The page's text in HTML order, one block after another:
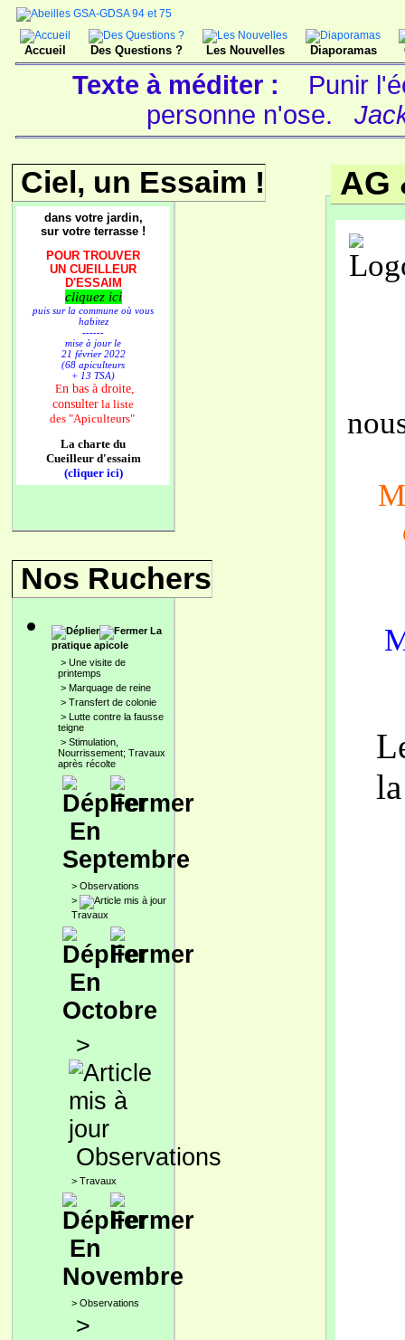
Accueil Des Questions ? Les Nouvelles Diaporamas
Texte à méditer :
Punir
personne n'ose.
Ciel, un Essaim !
dans votre jardin,
sur votre terrasse !
POUR TROUVER
UN CUEILLEUR
D'ESSAIM
cliquez ici
puis sur la commune où vous
habitez
------
mise à jour le
21 février 2022
(68 apiculteurs
+ 13 TSA)
En bas à droite,
consulter la liste
des "Apiculteurs"
La charte du
Cueilleur d'essaim
(cliquer ici)
Nos Ruchers
La
pratique apicole
> Une visite de
printemps
> Marquage de reine
> Transfert de colonie
> Lutte contre la fausse
teigne
> Stimulation,
Nourrissement; Travaux
après récolte
En
Septembre
> Observations
>
Travaux
En
Octobre
>
Observations
> Travaux
En
Novembre
> Observations
>
AG